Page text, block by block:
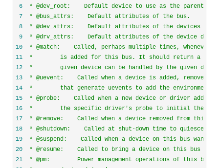
6
7
8
9
10
11
12
13
14
15
16
17
18
19
20
21